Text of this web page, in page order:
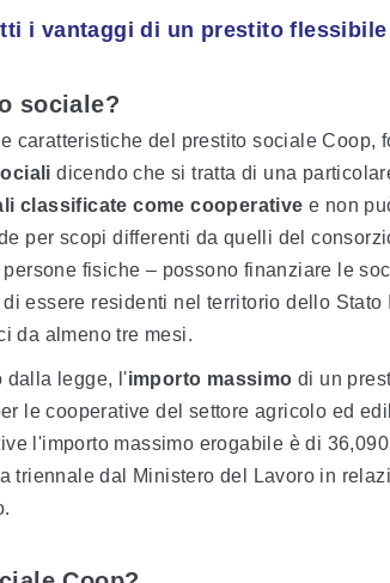
i vantaggi di un prestito flessibile
sociale?
caratteristiche del prestito sociale Coop,
dicendo che si tratta di una
classificate come cooperative e non
per scopi differenti da quelli del
fisiche – possono finanziare le
essere residenti nel territorio dello Stato
da almeno tre mesi.
dalla legge, l'importo massimodi un
le cooperative del settore agricolo ed
l'importo massimo erogabile è di
triennale dal Ministero del Lavoro in